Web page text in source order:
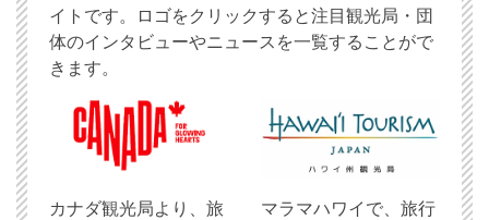
イトです。ロゴをクリックすると注目観光局・団
体のインタビューやニュースを一覧することがで
きます。
​カナダ観光局より、旅
マラマハワイで、旅行